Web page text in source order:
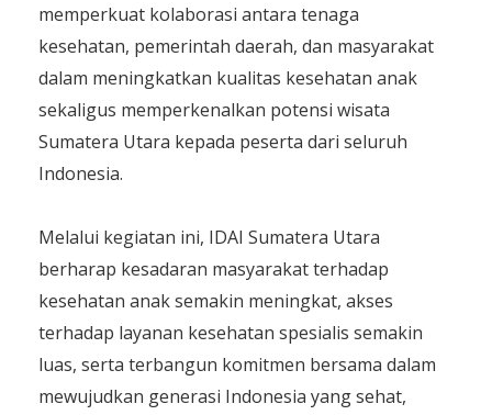
memperkuat kolaborasi antara tenaga
kesehatan, pemerintah daerah, dan masyarakat
dalam meningkatkan kualitas kesehatan anak
sekaligus memperkenalkan potensi wisata
Sumatera Utara kepada peserta dari seluruh
Indonesia.
Melalui kegiatan ini, IDAI Sumatera Utara
berharap kesadaran masyarakat terhadap
kesehatan anak semakin meningkat, akses
terhadap layanan kesehatan spesialis semakin
luas, serta terbangun komitmen bersama dalam
mewujudkan generasi Indonesia yang sehat,